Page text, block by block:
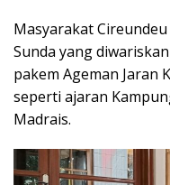
Masyarakat
Sunda yang
pakem Ageman Jaran
seperti ajaran
Madrais.